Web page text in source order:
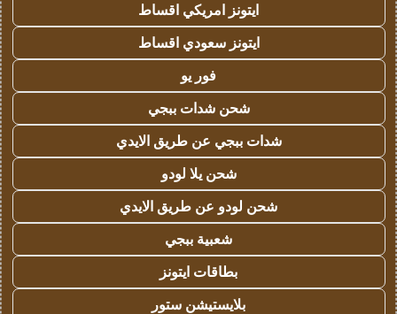
ايتونز امريكي اقساط
ايتونز سعودي اقساط
فور يو
شحن شدات ببجي
شدات ببجي عن طريق الايدي
شحن يلا لودو
شحن لودو عن طريق الايدي
شعبية ببجي
بطاقات ايتونز
بلايستيشن ستور